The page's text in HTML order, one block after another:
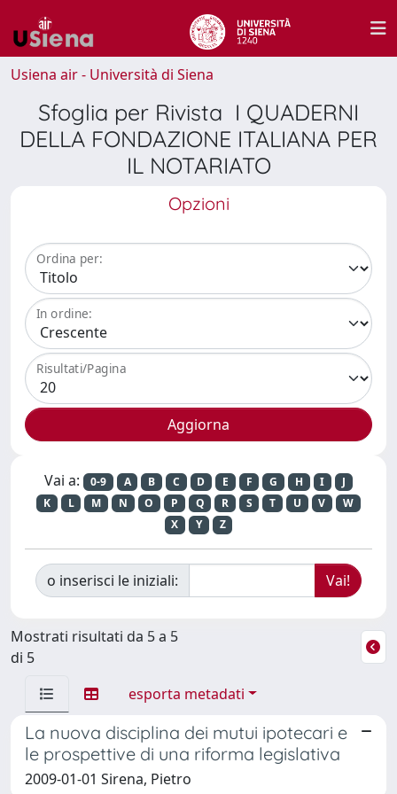
Usiena air - Università di Siena
Sfoglia per Rivista I QUADERNI
DELLA FONDAZIONE ITALIANA PER
IL NOTARIATO
Opzioni
Ordina per:
In ordine:
Risultati/Pagina
Vai a: 0-9 A B C D E F G H I
J
K
L M N O P Q R S T U V
W
X
Y Z
o inserisci le iniziali:
Mostrati risultati da 5 a 5
di 5
esporta metadati
La nuova disciplina dei mutui ipotecari e
le prospettive di una riforma legislativa
2009-01-01 Sirena, Pietro